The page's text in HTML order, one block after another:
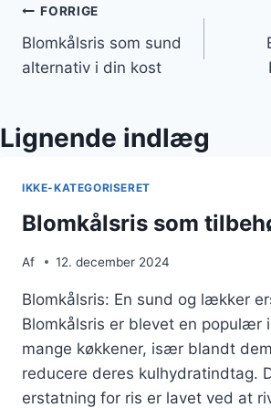
Indlægsnavigation
FORRIGE
Blomkålsris som sund
alternativ i din kost
Lignende indlæg
IKKE-KATEGORISERET
Blomkålsris som
Af 12. december 2024
Blomkålsris: En sund og lækker
Blomkålsris er blevet en populær
mange køkkener, især blandt
reducere deres kulhydratindtag.
erstatning for ris er lavet ved at